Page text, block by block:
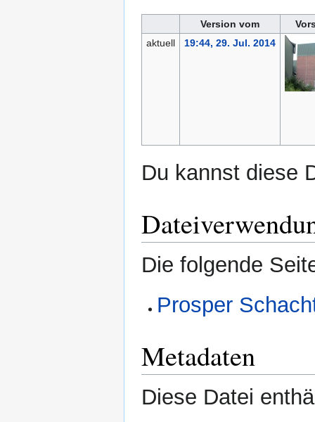
Version vom
aktuell
19:44, 29. Jul. 2014
Du kannst diese
Die folgende
Prosper
Metadaten
Diese Datei